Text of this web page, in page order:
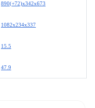
890(+72)х342х673
1082x234x337
15.5
47.9